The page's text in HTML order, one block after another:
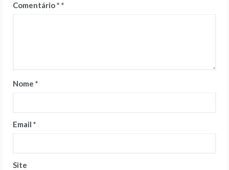
Comentário*
Nome *
Email *
Site